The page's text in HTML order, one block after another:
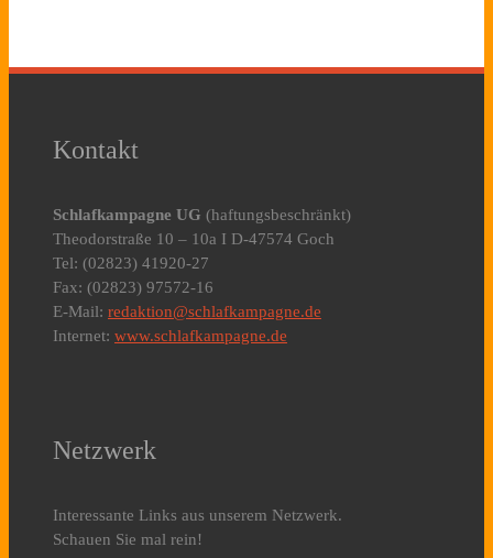
Kontakt
Schlafkampagne UG (haftungsbeschränkt)
Theodorstraße 10 – 10a I D-47574 Goch
Tel: (02823) 41920-27
Fax: (02823) 97572-16
E-Mail: redaktion@schlafkampagne.de
Internet: www.schlafkampagne.de
Netzwerk
Interessante Links aus unserem Netzwerk.
Schauen Sie mal rein!